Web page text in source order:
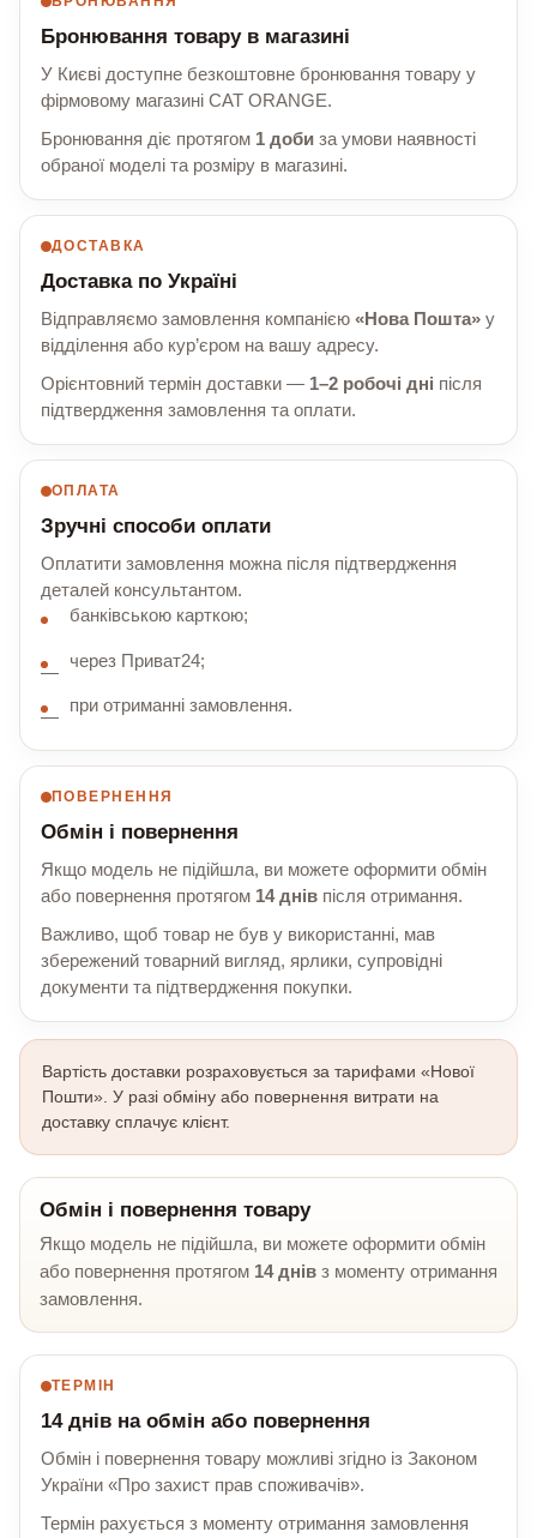
Бронювання товару в магазині
У Києві доступне безкоштовне бронювання товару у
фірмовому магазині CAT ORANGE.
Бронювання діє протягом 1 доби за умови наявності
обраної моделі та розміру в магазині.
ДОСТАВКА
Доставка по Україні
Відправляємо замовлення компанією «Нова Пошта» у
відділення або кур’єром на вашу адресу.
Орієнтовний термін доставки — 1–2 робочі дні після
підтвердження замовлення та оплати.
ОПЛАТА
Зручні способи оплати
Оплатити замовлення можна після підтвердження
деталей консультантом.
банківською карткою;
через Приват24;
при отриманні замовлення.
ПОВЕРНЕННЯ
Обмін і повернення
Якщо модель не підійшла, ви можете оформити обмін
або повернення протягом 14 днів після отримання.
Важливо, щоб товар не був у використанні, мав
збережений товарний вигляд, ярлики, супровідні
документи та підтвердження покупки.
Вартість доставки розраховується за тарифами «Нової
Пошти». У разі обміну або повернення витрати на
доставку сплачує клієнт.
Обмін і повернення товару
Якщо модель не підійшла, ви можете оформити обмін
або повернення протягом 14 днів з моменту отримання
замовлення.
ТЕРМІН
14 днів на обмін або повернення
Обмін і повернення товару можливі згідно із Законом
України «Про захист прав споживачів».
Термін рахується з моменту отримання замовлення